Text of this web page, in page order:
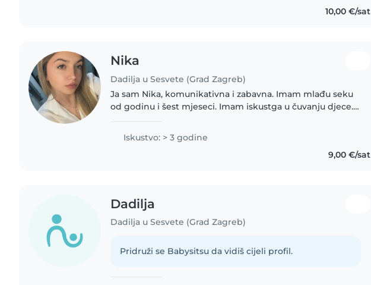
10,00 €/sat
Nika
Dadilja u Sesvete (Grad Zagreb)
Ja sam Nika, komunikativna i zabavna. Imam mlađu seku
od godinu i šest mjeseci. Imam iskustga u čuvanju djece.
Iskustvo: > 3 godine
9,00 €/sat
Dadilja
Dadilja u Sesvete (Grad Zagreb)
Pridruži se Babysitsu da vidiš cijeli profil.